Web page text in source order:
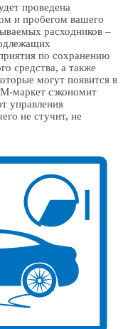
проведена
и пробегом вашего
расходников –
по сохранению
средства, а также
могут появится в
маркет сэкономит
управления
не стучит, не